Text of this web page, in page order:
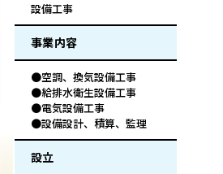
設備工事
事業内容
●空調、換気設備工事
●給排水衛生設備工事
●電気設備工事
●設備設計、積算、監理
設立